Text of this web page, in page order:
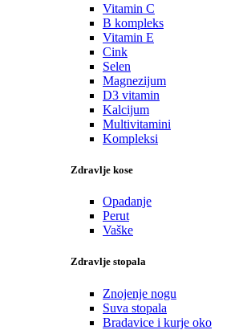
Vitamin C
B kompleks
Vitamin E
Cink
Selen
Magnezijum
D3 vitamin
Kalcijum
Multivitamini
Kompleksi
Zdravlje kose
Opadanje
Perut
Vaške
Zdravlje stopala
Znojenje nogu
Suva stopala
Bradavice i kurje oko